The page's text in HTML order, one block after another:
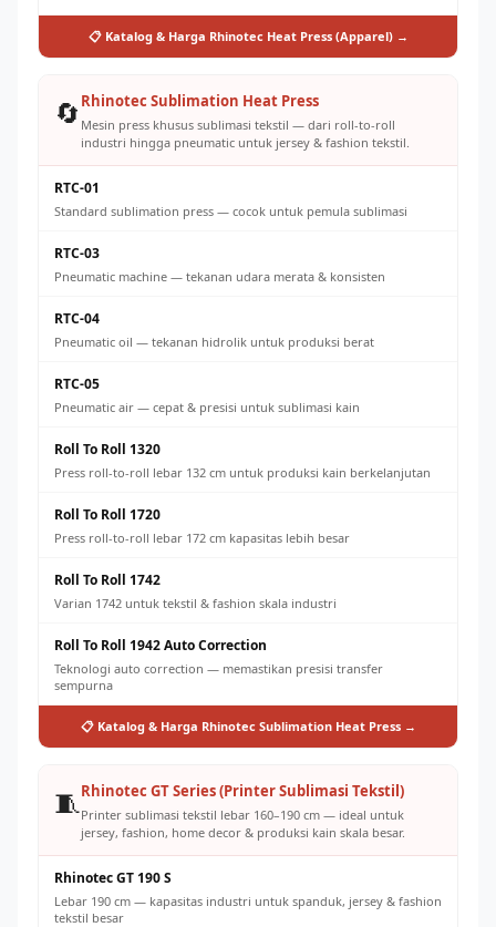
📋 Katalog & Harga Rhinotec Heat Press (Apparel) →
🔄 Rhinotec Sublimation Heat Press
Mesin press khusus sublimasi tekstil — dari roll-to-roll
industri hingga pneumatic untuk jersey & fashion tekstil.
RTC-01
Standard sublimation press — cocok untuk pemula sublimasi
RTC-03
Pneumatic machine — tekanan udara merata & konsisten
RTC-04
Pneumatic oil — tekanan hidrolik untuk produksi berat
RTC-05
Pneumatic air — cepat & presisi untuk sublimasi kain
Roll To Roll 1320
Press roll-to-roll lebar 132 cm untuk produksi kain berkelanjutan
Roll To Roll 1720
Press roll-to-roll lebar 172 cm kapasitas lebih besar
Roll To Roll 1742
Varian 1742 untuk tekstil & fashion skala industri
Roll To Roll 1942 Auto Correction
Teknologi auto correction — memastikan presisi transfer
sempurna
📋 Katalog & Harga Rhinotec Sublimation Heat Press →
🧵Rhinotec GT Series (Printer Sublimasi Tekstil)
Printer sublimasi tekstil lebar 160–190 cm — ideal untuk
jersey, fashion, home decor & produksi kain skala besar.
Rhinotec GT 190 S
Lebar 190 cm — kapasitas industri untuk spanduk, jersey & fashion
tekstil besar